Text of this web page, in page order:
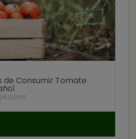
de Consumir Tomate
12:01:00